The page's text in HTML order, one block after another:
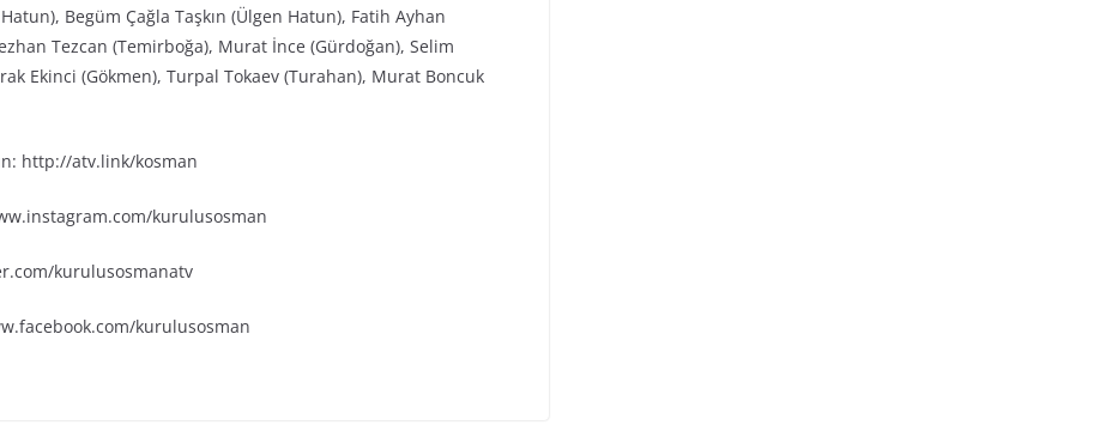
Begüm Çağla Taşkın (Ülgen Hatun), Fatih Ayhan
Tezcan (Temirboğa), Murat İnce (Gürdoğan), Selim
Ekinci (Gökmen), Turpal Tokaev (Turahan), Murat Boncuk
http://atv.link/kosman
kurulusosman
kurulusosmanatv
kurulusosman